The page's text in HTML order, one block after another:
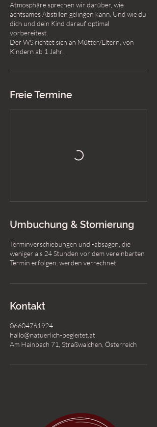
Atmosphäre sprechen wir darüber, wie
achtsames Abstillen gelingen kann. Und wie du
dich und dein Kind darauf optimal
vorbereitest.
Der WS richtet sich an Mütter/Eltern, von
Freie Termine
Umbuchung & Stornierung
Terminverschiebungen und -absagen, die
weniger als 24 Stunden vor dem vereinbarten
Termin erfolgen, werden verrechnet.
Kontakt
06604761924
hallo@natuerlich-begleitet.at
Am Hainbach 71, Straßwalchen, Österreich